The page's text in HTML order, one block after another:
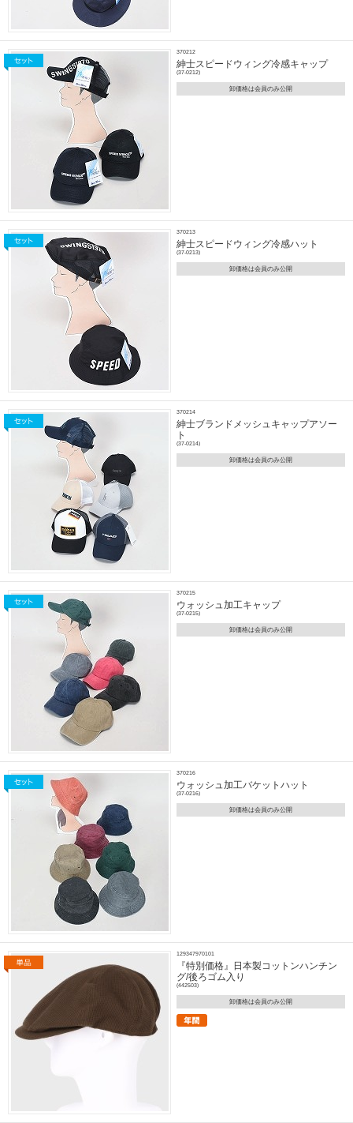
370212
紳士スピードウィング冷感キャップ
(37-0212)
卸価格は会員のみ公開
370213
紳士スピードウィング冷感ハット
(37-0213)
卸価格は会員のみ公開
370214
紳士ブランドメッシュキャップアソー
ト
(37-0214)
卸価格は会員のみ公開
370215
ウォッシュ加工キャップ
(37-0215)
卸価格は会員のみ公開
370216
ウォッシュ加工バケットハット
(37-0216)
卸価格は会員のみ公開
129347970101
『特別価格』日本製コットンハンチン
グ/後ろゴム入り
(442503)
卸価格は会員のみ公開